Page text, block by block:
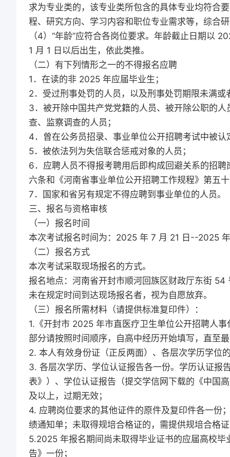
求为专业类的，该专业类所包含的具体专业均符合
程、研究方向、学习内容和职位专业需求等，综合
（4）“年龄”应符合各岗位要求。年龄截止日期以
1 月 1 日以后出生，依此类推。
（二）有下列情形之一的不得报名应聘
1．在读的非 2025 年应届毕业生；
2．受过刑事处罚的人员，以及刑事处罚期限未满
3．被开除中国共产党党籍的人员、被开除公职的
查、监察调查的人员；
4．曾在公务员招录、事业单位公开招聘考试中被
5．被依法列为失信联合惩戒对象的人员；
6．应聘人员不得报考聘用后即构成回避关系的招
六条和《河南省事业单位公开招聘工作规程》第五
7．国家和省另有规定不得应聘到事业单位的人员。
三、报名与资格审核
（一）报名时间
本次考试报名时间为：2025 年 7 月 21 日--2025
（二）报名方式
本次考试采取现场报名的方式。
报名地点：河南省开封市顺河回族区财政厅东街 54
未在规定时间到达现场报名者，视为自愿放弃。
（三）报名所需材料（请提供标准复印件）：
1.《开封市 2025 年市直医疗卫生单位公开招聘人
部分请按照时间顺序，自高中经历开始填写，直至
2. 本人有效身份证（正反两面）、各层次学历学位
3. 各层次学历、学位认证报告各一份。学历认证报
表》）、学位认证报告（提交学信网下载的《中国
及以上，过期无效；
4. 应聘岗位要求的其他证件的原件及复印件各一份
绩通知单；未取得规培合格证的，需提供规培合格
5.2025 年报名期间尚未取得毕业证书的应届高校
告》一份；